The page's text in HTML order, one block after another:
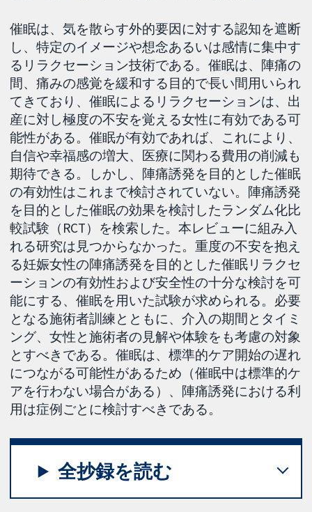
催眠は、気を散らす外的要因に対する認知を遮断
し、特定のイメージや想念あるいは感情に集中す
るリラクセーション技術である。催眠は、陣痛の
間、痛みの感覚を緩和する目的で長い間用いられ
てきており、催眠によるリラクセーションは、出
産に対し極度の不安を覚える女性に有効である可
能性がある。催眠が有効であれば、これにより、
自信や幸福感の増大、医療に関わる費用の削減も
期待できる。しかし、陣痛誘発を目的とした催眠
の有効性はこれまで検討されていない。陣痛誘発
を目的とした催眠の効果を検討したランダム化比
較試験（RCT）を検索した。本レビューに組み入
れる研究は見つからなかった。重度の不安を抱え
る妊娠女性の陣痛誘発を目的とした催眠リラクセ
ーションの有効性および安全性の十分な検討を可
能にする、催眠を用いた試験が求められる。必要
となる施術者訓練とともに、介入の期間とタイミ
ング、女性と施術者の見解や体験をも考慮の対象
とすべきである。催眠は、標準的ケア開始の遅れ
につながる可能性があるため（催眠中は標準的ケ
アを行わない場合がある）、陣痛誘発における利
用は症例ごとに検討すべきである。
全抄録を読む